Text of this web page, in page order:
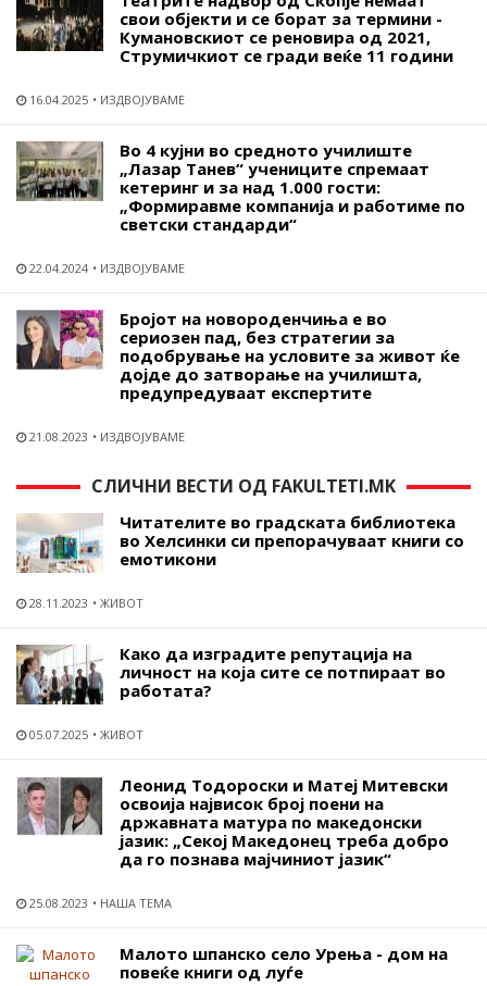
свои објекти и се борат за термини -
Кумановскиот се реновира од 2021,
Струмичкиот се гради веќе 11 години
16.04.2025 ИЗДВОЈУВАМЕ
Во 4 кујни во средното училиште
„Лазар Танев“ учениците спремаат
кетеринг и за над 1.000 гости:
„Формиравме компанија и работиме по
светски стандарди“
22.04.2024 ИЗДВОЈУВАМЕ
Бројот на новороденчиња е во
сериозен пад, без стратегии за
подобрување на условите за живот ќе
дојде до затворање на училишта,
предупредуваат експертите
21.08.2023 ИЗДВОЈУВАМЕ
СЛИЧНИ ВЕСТИ ОД FAKULTETI.MK
Читателите во градската библиотека
во Хелсинки си препорачуваат книги со
емотикони
28.11.2023 ЖИВОТ
Како да изградите репутација на
личност на која сите се потпираат во
работата?
05.07.2025 ЖИВОТ
Леонид Тодороски и Матеј Митевски
освоија највисок број поени на
државната матура по македонски
јазик: „Секој Македонец треба добро
да го познава мајчиниот јазик“
25.08.2023 НАША ТЕМА
Малото шпанско село Урења - дом на
повеќе книги од луѓе